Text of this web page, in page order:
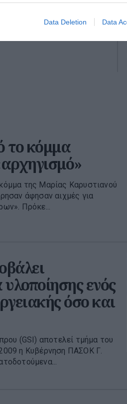
Data Deletion Data
το κόμμα
της Μαρίας Καρυστιανού
άφησαν αιχμές για
Πρόκε...
ενός
όσο και
(GSI) αποτελεί τμήμα του
η Κυβέρνηση ΠΑΣΟΚ Γ.